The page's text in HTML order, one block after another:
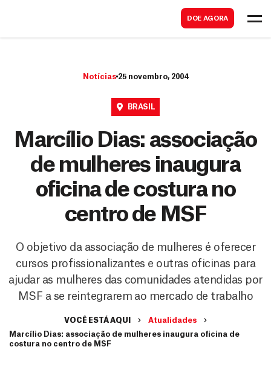
DOE AGORA
Notícias 25 novembro, 2004
BRASIL
Marcílio Dias: associação
de mulheres inaugura
oficina de costura no
centro de MSF
O objetivo da associação de mulheres é oferecer
cursos profissionalizantes e outras oficinas para
ajudar as mulheres das comunidades atendidas por
MSF a se reintegrarem ao mercado de trabalho
VOCÊ ESTÁ AQUI
Atualidades
Marcílio Dias: associação de mulheres inaugura oficina de
costura no centro de MSF
a
r